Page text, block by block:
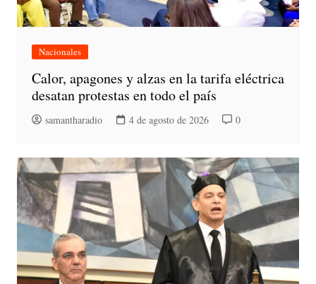
Nacionales
Calor, apagones y alzas en la tarifa eléctrica
desatan protestas en todo el país
samantharadio 4 de agosto de 2026 0